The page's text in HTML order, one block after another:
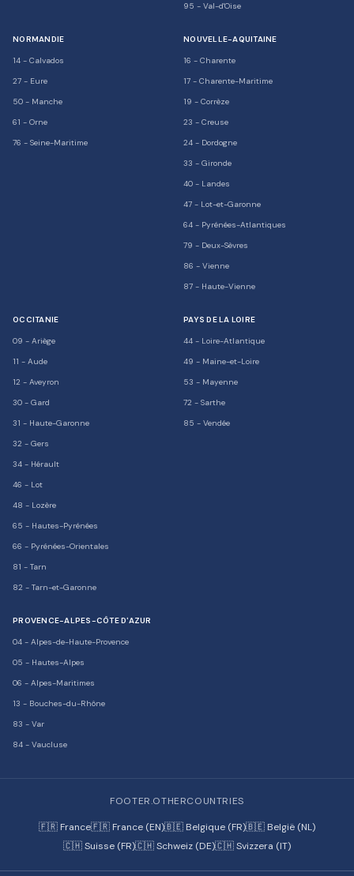
95 - Val-d'Oise
NORMANDIE
14 - Calvados
27 - Eure
50 - Manche
61 - Orne
76 - Seine-Maritime
NOUVELLE-AQUITAINE
16 - Charente
17 - Charente-Maritime
19 - Corrèze
23 - Creuse
24 - Dordogne
33 - Gironde
40 - Landes
47 - Lot-et-Garonne
64 - Pyrénées-Atlantiques
79 - Deux-Sèvres
86 - Vienne
87 - Haute-Vienne
OCCITANIE
09 - Ariège
11 - Aude
12 - Aveyron
30 - Gard
31 - Haute-Garonne
32 - Gers
34 - Hérault
46 - Lot
48 - Lozère
65 - Hautes-Pyrénées
66 - Pyrénées-Orientales
81 - Tarn
82 - Tarn-et-Garonne
PAYS DE LA LOIRE
44 - Loire-Atlantique
49 - Maine-et-Loire
53 - Mayenne
72 - Sarthe
85 - Vendée
PROVENCE-ALPES-CÔTE D'AZUR
04 - Alpes-de-Haute-Provence
05 - Hautes-Alpes
06 - Alpes-Maritimes
13 - Bouches-du-Rhône
83 - Var
84 - Vaucluse
FOOTER.OTHERCOUNTRIES
🇫🇷 France🇫🇷 France (EN)🇧🇪 Belgique (FR)🇧🇪 België (NL)
🇨🇭 Suisse (FR)🇨🇭 Schweiz (DE)🇨🇭 Svizzera (IT)